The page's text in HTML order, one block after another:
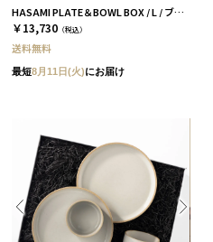
HASAMI PLATE＆BOWL BOX / L / ブラック［ハサミポーセリン］
￥13,730 （税込）
送料無料
最短8月11日(火)にお届け